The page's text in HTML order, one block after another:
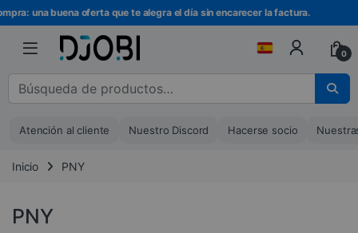
Ir a la navegación
Ir al contenido
una buena oferta que te alegra el día sin encarecer la factura.
0
Buscar :
Atención al cliente Nuestro Discord Hacerse socio
Inicio PNY
PNY